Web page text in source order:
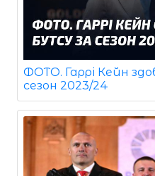
ФОТО. Гаррі Кейн
сезон 2023/24